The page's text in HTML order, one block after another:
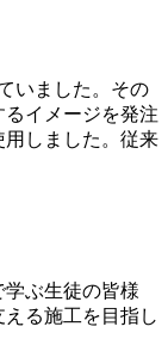
いました。その
イメージを発注
しました。従来
ぶ生徒の皆様
る施工を目指し